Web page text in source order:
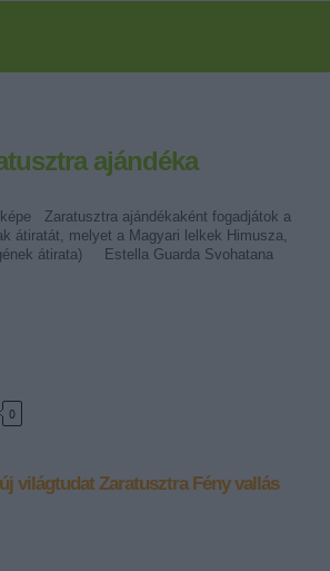
ajándéka
Zaratusztra ajándékaként fogadjátok a
átiratát, melyet a Magyari lelkek Himusza,
átirata) Estella Guarda Svohatana
0
új világtudat Zaratusztra Fény vallás